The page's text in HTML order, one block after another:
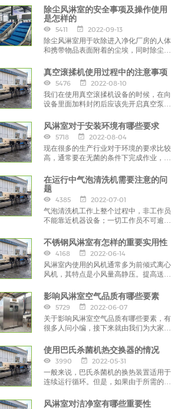
除尘风淋室的安全事项及操作使用
是怎样的
5411
2022-09-13
除尘风淋室用于吹除进入净化厂房的人体
和携带物品表面附着的尘埃，同时除尘风
气进入洁净区域，
真空滚揉机使用过程中的注意事项
5476
2022-08-10
我们在使用真空滚揉机设备的时候，在向
设备里面加料封闭后应该先开启真空泵抽
风淋室对于安装环境有哪些要求
5718
2022-08-04
现在很多的生产行业对于环境的要求比较
高，通常要在无菌的条件下完成作业，以
使用风淋室。
在运行中气泡清洗机需要注意的问
题
4385
2022-07-01
气泡清洗机工作上整个过程中，非工作员
不能靠近机器设备；一切工作员不可逾越
量立刻停止运作，
不锈钢风淋室有怎样的重要实用性
4168
2022-06-14
风淋室内使用的风机通常多为前倾式离心
风机，其特点是小风量高静压。提高送风
要求，
影响风淋室空气品质有哪些要素
5729
2022-06-07
关于影响风淋室空气品质有哪些要素，有
很多人问小编，接下来就由我们为大家解
使用巴氏杀菌机热交换器的情况
3990
2022-05-31
一般来说，巴氏杀菌机的换热装置适用于
连续运行循环。但是，如果由于所需的热
须提前采取预防措施，
风淋室对洁净室有哪些重要性